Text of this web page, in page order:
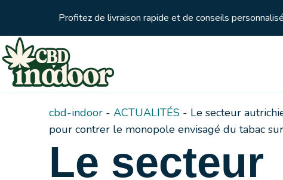
Profitez de livraison rapide et de conseils
cbd-indoor - ACTUALITÉS - Le secteur
pour contrer le monopole envisagé du tabac
Le secteur